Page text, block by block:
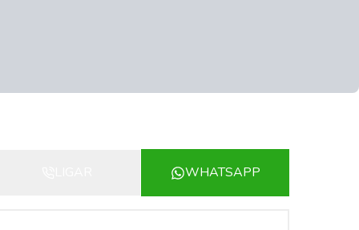
WHATSAPP